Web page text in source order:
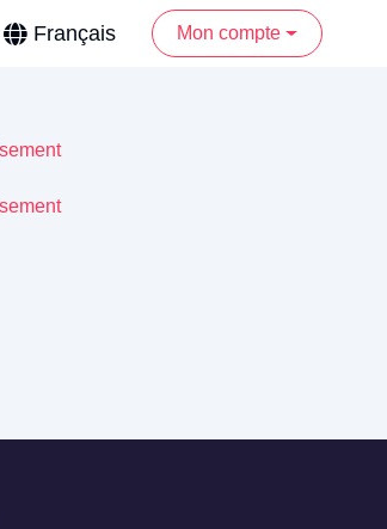
Français Mon compte